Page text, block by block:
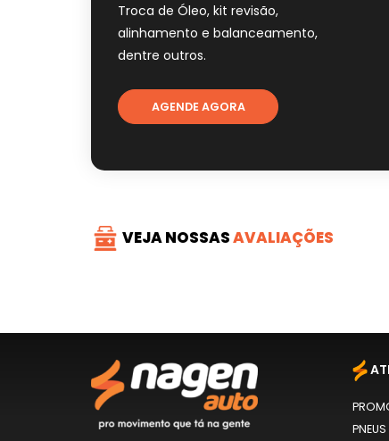
Troca de Óleo, kit revisão,
alinhamento e balanceamento,
dentre outros.
AGENDE AGORA
VEJA NOSSASAVALIAÇÕES
PNEUS